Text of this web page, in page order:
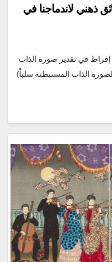
ذهني لاندماجنا في
إفراط في تقدير صورة الذات
الذات المستبطنة سلباً)